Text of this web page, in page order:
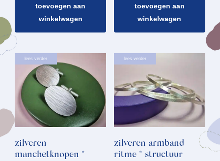
toevoegen aan
winkelwagen
toevoegen aan
winkelwagen
lees verder
zilveren
manchetknopen *
lees verder
zilveren armband
ritme * structuur
heeft
meerdere
Deze